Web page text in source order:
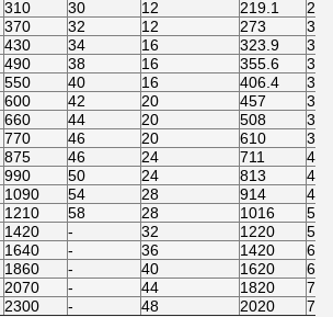
310 30 12 219.1
26
370 32 12 273
30
430 34 16 323.9
30
490 38 16 355.6
33
550 40 16 406.4
36
600 42 20 457
36
660 44 20 508
36
770 46 20 610
39
875 46 24 711
42
990 50 24 813
48
1090 54 28 914
48
1210 58 28 1016
56
1420 - 32 1220
56
1640 - 36 1420
62
1860 - 40 1620
62
2070 - 44 1820
70
2300 - 48 2020 70